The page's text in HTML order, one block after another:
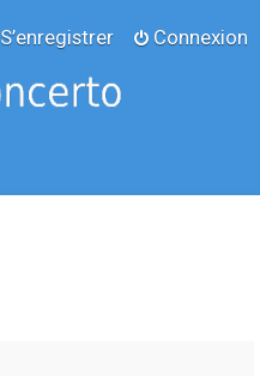
Connexion
S’enregistrer